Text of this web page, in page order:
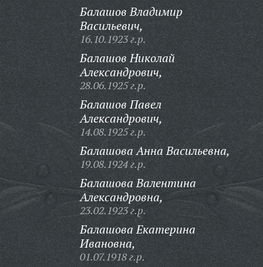
Балашов Владимир
Васильевич,
16.10.1923 г.р.
Балашов Николай
Александрович,
28.06.1925 г.р.
Балашов Павел
Александрович,
14.08.1925 г.р.
Балашова Анна Васильевна,
19.08.1924 г.р.
Балашова Валентина
Александровна,
23.02.1923 г.р.
Балашова Екатерина
Ивановна,
01.07.1918 г.р.